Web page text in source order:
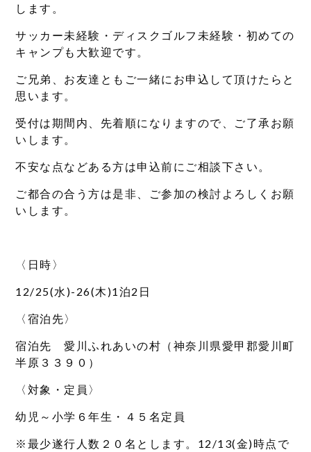
します。
サッカー未経験・ディスクゴルフ未経験・初めての
キャンプも大歓迎です。
ご兄弟、お友達ともご一緒にお申込して頂けたらと
思います。
受付は期間内、先着順になりますので、ご了承お願
いします。
不安な点などある方は申込前にご相談下さい。
ご都合の合う方は是非、ご参加の検討よろしくお願
いします。
〈日時〉
12/25(水)-26(木)1泊2日
〈宿泊先〉
宿泊先 愛川ふれあいの村（神奈川県愛甲郡愛川町
半原３３９０）
〈対象・定員〉
幼児～小学６年生・４５名定員
※最少遂行人数２０名とします。12/13(金)時点で